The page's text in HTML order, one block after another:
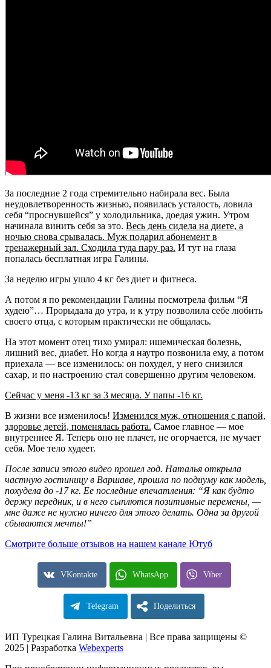
За последние 2 года стремительно набирала вес. Была
неудовлетворенность жизнью, появилась усталость, ловила
себя “проснувшейся” у холодильника, доедая ужин. Утром
начинала винить себя за это. Весь день сидела на диете, а
ночью снова срывалась. Муж подарил абонемент в
тренажерный зал. Сходила туда пару раз. И тут на глаза
попалась бесплатная игра Галины.
За неделю игры ушло 4 кг без диет и фитнеса.
А потом я по рекомендации Галины посмотрела фильм “Я
худею”… Прорыдала до утра, и к утру позволила себе любить
своего отца, с которым практически не общалась.
На этот момент отец тихо умирал: ишемическая болезнь,
лишний вес, диабет. Но когда я наутро позвонила ему, а потом
приехала — все изменилось: он похудел, у него снизился
сахар, и по настроению стал совершенно другим человеком.
Сейчас у меня -13 кг за 3 месяца. У папы -16 кг.
В жизни все изменилось! Изменился муж, отношения с папой,
здоровье детей, поменялась работа. Самое главное — мое
внутреннее Я. Теперь оно не плачет, не огорчается, не мучает
себя. Мое тело худеет.
После записи этого видео прошел год. Наталья открыла
частную гостиницу в Варшаве, прошла по подиуму как модель,
похудела до -17 кг. Ее последние впечатления: “Я как будто
держу передник, и в него сыплются позитивные перемены, —
мне даже не нужно ничего для этого делать. Одна за другой
сбываются мечты!”
Смотрите больше отзывов на нашем канале Ютуб
VKontakte WhatsApp Viber
Telegram Поделиться
ИП Турецкая Галина Витальевна | Все права защищены ©
2025 | Разработка Webexperts